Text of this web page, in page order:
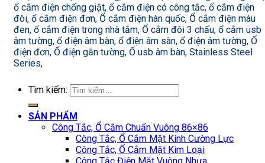
ổ cắm điện chống giật, ổ cắm điện có công tắc, ổ cắm điện
đôi, ổ cắm điện đơn, Ổ cắm điện hàn quốc, Ổ cắm điện màu
đen, ổ cắm điện trong nhà tắm, Ổ cắm đôi 3 chấu, ổ cắm usb
âm tường, ổ điện âm bàn, ổ điện âm sàn, ổ điện âm tường, Ổ
điện đơn, Ổ điện gắn tường, Ổ usb âm bàn, Stainless Steel
Series,
Tìm kiếm:
SẢN PHẨM
Công Tắc, Ổ Cắm Chuẩn Vuông 86×86
Công Tắc, Ổ Cắm Mặt Kính Cường Lực
Công Tắc, Ổ Cắm Mặt Kim Loại